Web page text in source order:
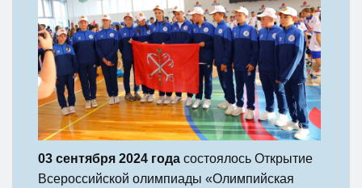
03 сентября 2024 года состоялось Открытие
Всероссийской олимпиады «Олимпийская